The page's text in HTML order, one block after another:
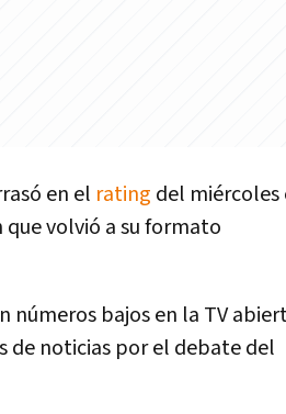
en el rating del miércoles
volvió a su formato
bajos en la TV
de noticias por el debate del